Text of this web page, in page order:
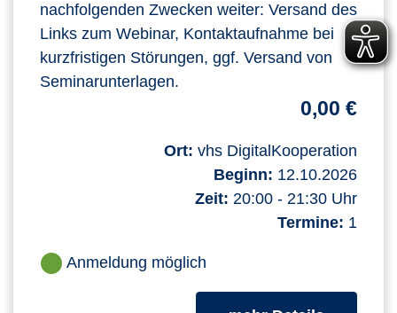
nachfolgenden Zwecken weiter: Versand des
Links zum Webinar, Kontaktaufnahme bei
kurzfristigen Störungen, ggf. Versand von
Seminarunterlagen.
0,00 €
Ort: vhs DigitalKooperation
Beginn: 12.10.2026
Zeit: 20:00 - 21:30 Uhr
Termine: 1
Anmeldung möglich